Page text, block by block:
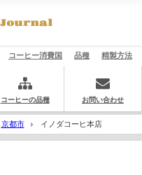
コーヒー消費国 品種 精製方法
コーヒーの品種 お問い合わせ
京都市 イノダコーヒ本店